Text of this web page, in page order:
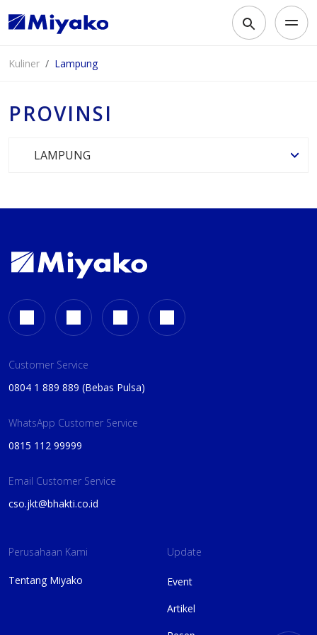
Kuliner Lampung
PROVINSI
LAMPUNG
Customer Service
0804 1 889 889 (Bebas Pulsa)
WhatsApp Customer Service
0815 112 99999
Email Customer Service
cso.jkt@bhakti.co.id
Perusahaan Kami
Tentang Miyako
Update
Event
Artikel